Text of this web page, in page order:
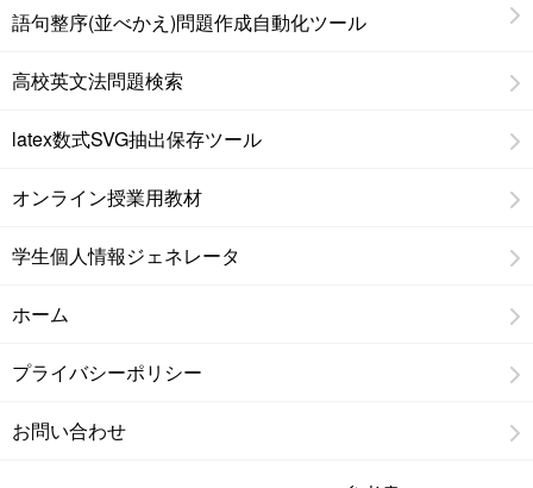
語句整序(並べかえ)問題作成自動化ツール
高校英文法問題検索
latex数式SVG抽出保存ツール
オンライン授業用教材
学生個人情報ジェネレータ
ホーム
プライバシーポリシー
お問い合わせ